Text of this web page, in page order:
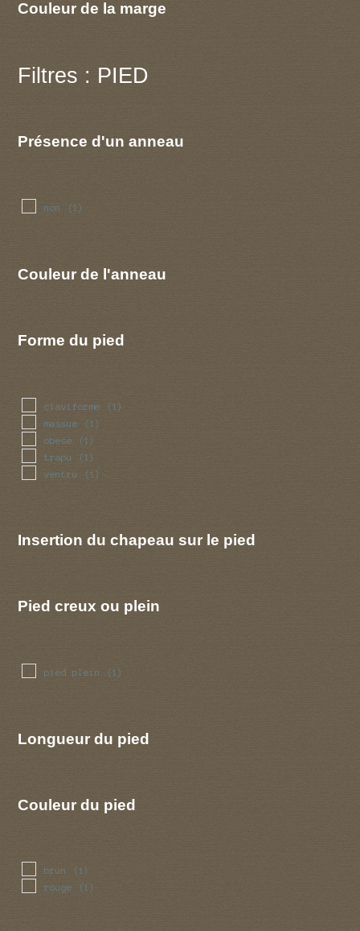
Couleur de la marge
Filtres : PIED
Présence d'un anneau
non (1)
Couleur de l'anneau
Forme du pied
claviforme (1)
massue (1)
obese (1)
trapu (1)
ventru (1)
Insertion du chapeau sur le pied
Pied creux ou plein
pied plein (1)
Longueur du pied
Couleur du pied
brun (1)
rouge (1)